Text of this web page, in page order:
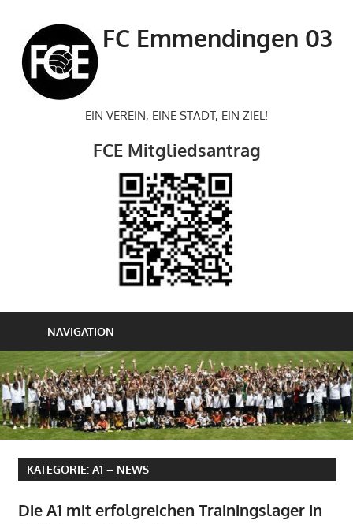
springen
FC Emmendingen 03
EIN VEREIN, EINE STADT, EIN ZIEL!
FCE Mitgliedsantrag
NAVIGATION
KATEGORIE: A1 – NEWS
Die A1 mit erfolgreichen Trainingslager in